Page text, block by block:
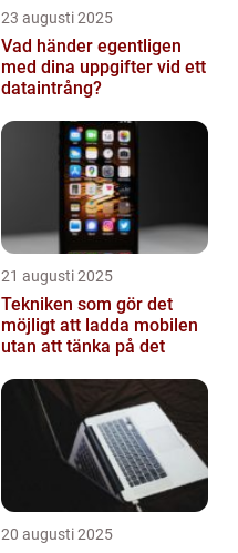
23 augusti 2025
Vad händer egentligen
med dina uppgifter vid ett
dataintrång?
21 augusti 2025
Tekniken som gör det
möjligt att ladda mobilen
utan att tänka på det
20 augusti 2025